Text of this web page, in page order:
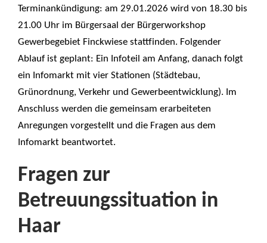
Terminankündigung: am 29.01.2026 wird von 18.30 bis
21.00 Uhr im Bürgersaal der Bürgerworkshop
Gewerbegebiet Finckwiese stattfinden. Folgender
Ablauf ist geplant: Ein Infoteil am Anfang, danach folgt
ein Infomarkt mit vier Stationen (Städtebau,
Grünordnung, Verkehr und Gewerbeentwicklung). Im
Anschluss werden die gemeinsam erarbeiteten
Anregungen vorgestellt und die Fragen aus dem
Infomarkt beantwortet.
Fragen zur
Betreuungssituation in
Haar